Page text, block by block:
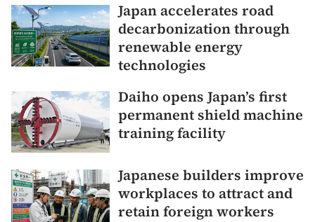
Japan accelerates road
decarbonization through
renewable energy
technologies
Daiho opens Japan’s first
permanent shield machine
training facility
Japanese builders improve
workplaces to attract and
retain foreign workers